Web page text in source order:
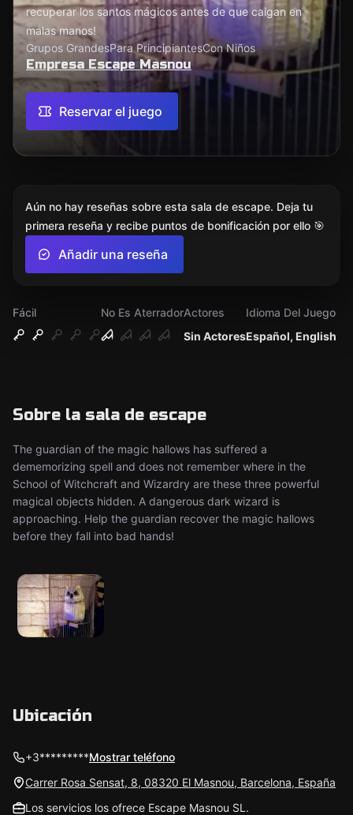
recuperar los santos mágicos antes de que caigan en
malas manos!
Grupos GrandesPara PrincipiantesCon Niños
Empresa Escape Masnou
Reservar el juego
Fácil
No Es Aterrador
Sin Actores
Actores
Español, English
Idioma Del Juego
Sobre la sala de escape
The guardian of the magic hallows has suffered a
dememorizing spell and does not remember where in the
School of Witchcraft and Wizardry are these three powerful
magical objects hidden. A dangerous dark wizard is
approaching. Help the guardian recover the magic hallows
before they fall into bad hands!
Aún no hay reseñas sobre esta sala de escape. Deja tu
primera reseña y recibe puntos de bonificación por ello 🎯
Añadir una reseña
Ubicación
+3*********Mostrar teléfono
Carrer Rosa Sensat, 8, 08320 El Masnou, Barcelona, España
Los servicios los ofrece Escape Masnou SL.